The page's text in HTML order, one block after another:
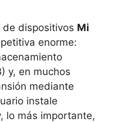
de dispositivos Mi
enorme:
y, en muchos
mediante
instale
lo más importante,